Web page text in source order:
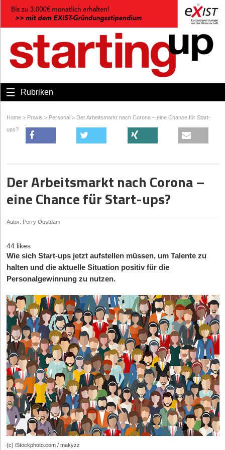
Rubriken
Home > Praxis > Personal > Der Arbeitsmarkt nach Corona – eine Chance für Start-
ups?
Der Arbeitsmarkt nach Corona –
eine Chance für Start-ups?
Autor: Perry Oostdam
44 likes
Wie sich Start-ups jetzt aufstellen müssen, um Talente zu
halten und die aktuelle Situation positiv für die
Personalgewinnung zu nutzen.
(c) iStockphoto.com / makyzz